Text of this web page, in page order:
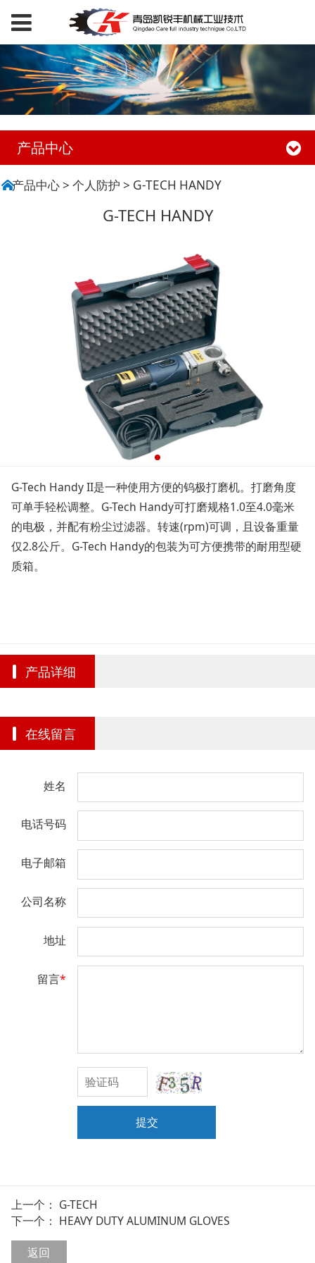
产品中心
G-TECH HANDY
产品中心>个人防护 > G-TECH HANDY
G-TECH HANDY
G-Tech Handy II是一种使用方便的钨极打磨机。打磨角度
可单手轻松调整。G-Tech Handy可打磨规格1.0至4.0毫米
的电极，并配有粉尘过滤器。转速(rpm)可调，且设备重量
仅2.8公斤。G-Tech Handy的包装为可方便携带的耐用型硬
质箱。
产品详细
在线留言
姓名
电话号码
电子邮箱
公司名称
地址
留言*
提交
上一个： G-TECH
下一个： HEAVY DUTY ALUMINUM GLOVES
返回